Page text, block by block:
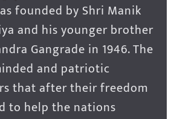
founded by Shri Manik
and his younger brother
Gangrade in 1946. The
and patriotic
that after their freedom
to help the nations